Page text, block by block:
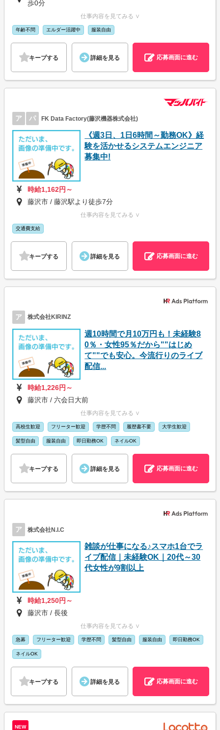
歩0分
仕事内容を見てみる ∨
年齢不問 エルダー活躍中 服装自由
キープする 詳細を見る 応募画面に進む
ア パ FK Data Factory(藤沢機器株式会社)
《週3日、1日6時間～勤務OK》経
験を活かせるシステムエンジニア
募集中!
時給1,162円～
藤沢市 / 藤沢駅より徒歩7分
仕事内容を見てみる ∨
交通費支給
キープする 詳細を見る 応募画面に進む
ア 株式会社KIRINZ
週10時間で月10万円も！未経験8
0％・女性95％だから""はじめ
て""でも安心。今流行りのライブ
配信...
時給1,226円～
藤沢市 / 六会日大前
仕事内容を見てみる ∨
高校生歓迎 フリーター歓迎 学歴不問 履歴書不要 大学生歓迎
髪型自由 服装自由 即日勤務OK ネイルOK
キープする 詳細を見る 応募画面に進む
ア 株式会社N.I.C
雑談が仕事になる♪スマホ1台でラ
イブ配信｜未経験OK｜20代～30
代女性が9割以上
時給1,250円～
藤沢市 / 長後
仕事内容を見てみる ∨
急募 フリーター歓迎 学歴不問 髪型自由 服装自由 即日勤務OK
ネイルOK
キープする 詳細を見る 応募画面に進む
NEW